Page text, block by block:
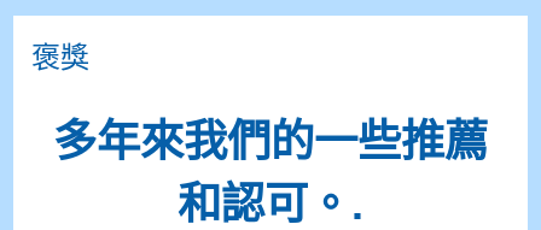
褒獎
多年來我們的一些推薦
和認可。.